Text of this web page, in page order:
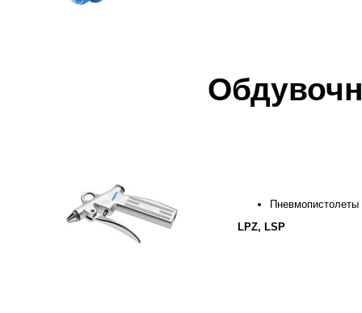
Пневмопистолеты
LPZ, LSP